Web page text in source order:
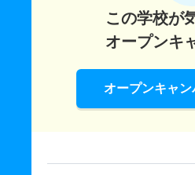
この学校が
オープンキ
オープンキャ